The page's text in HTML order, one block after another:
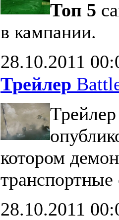
Топ 5
в кампании.
28.10.2011
Трейлер
котором
транспортные
28.10.2011